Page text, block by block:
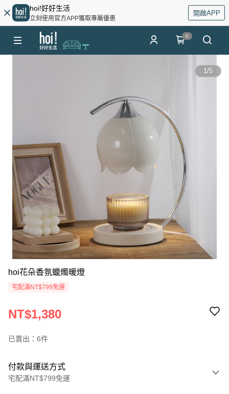
hoi!好好生活
立刻使用官方APP獲取專屬優惠
開啟APP
0
1/5
hoi花朵香氛蠟燭暖燈
宅配滿NT$799免運
NT$1,380
已賣出：6件
付款與運送方式
宅配滿NT$799免運